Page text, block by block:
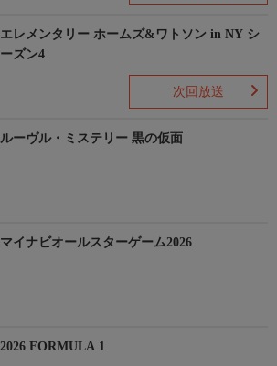
エレメンタリー ホームズ&ワトソン in NY シ
ーズン4
次回放送
ルーヴル・ミステリー 黒の仮面
マイナビオールスターゲーム2026
2026 FORMULA 1